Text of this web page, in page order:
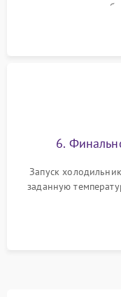
дозированным
электронным весам.
6.
Запуск
заданную
компрессора,
срабатывания